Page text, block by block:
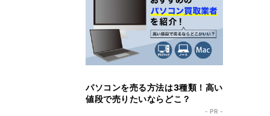
パソコンを売る方法は3種類！高い
値段で売りたいならどこ？
- PR -